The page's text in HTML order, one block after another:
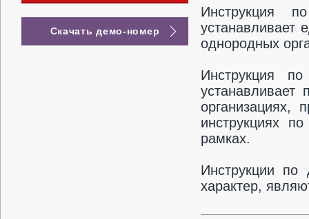
Скачать демо-номер
Инструкция
устанавливает
однородных
Инструкция
устанавливает
организациях,
инструкциях
рамках.
Инструкции по
характер,